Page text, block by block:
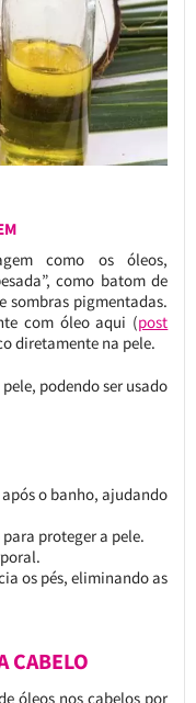
como os óleos,
como batom de
sombras pigmentadas.
com óleo aqui (post
diretamente na pele.
podendo ser usado
o banho, ajudando
proteger a pele.
os pés, eliminando as
CABELO
óleos nos cabelos por